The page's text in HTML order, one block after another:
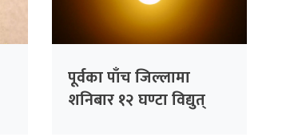
पूर्वका पाँच जिल्लामा
शनिबार १२ घण्टा विद्युत्